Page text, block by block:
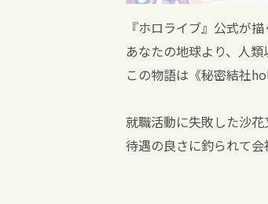
『ホロライブ』公式が
あなたの地球より、人
この物語は《秘密結社
就職活動に失敗した沙
待遇の良さに釣られて